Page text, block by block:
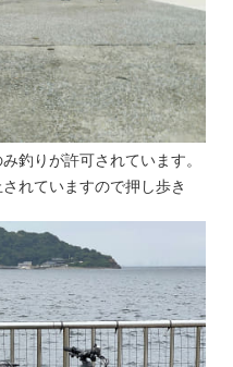
釣りが許可されています。
れていますので押し歩き